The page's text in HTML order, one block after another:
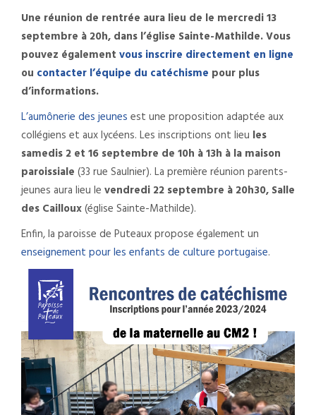
Une réunion de rentrée aura lieu de le mercredi 13
septembre à 20h, dans l’église Sainte-Mathilde.Vous
pouvez également vous inscrire directement en ligne
ou contacter l’équipe du catéchisme pour plus
d’informations.
L’aumônerie des jeunes est une proposition adaptée aux
collégiens et aux lycéens. Les inscriptions ont lieu les
samedis 2 et 16 septembre de 10h à 13h à la maison
paroissiale (33 rue Saulnier). La première réunion parents-
jeunes aura lieu le vendredi 22 septembre à 20h30, Salle
des Cailloux(église Sainte-Mathilde).
Enfin, la paroisse de Puteaux propose également un
enseignement pour les enfants de culture portugaise.